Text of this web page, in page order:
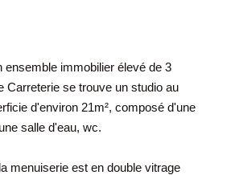
ensemble immobilier élevé de 3
Carreterie se trouve un studio au
d'environ 21m², composé d'une
salle d'eau, wc.
menuiserie est en double vitrage